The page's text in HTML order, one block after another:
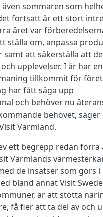
sommaren som
fortsatt är ett stort
året var
ställa om, anpassa
samt att säkerställa att
upplevelser. I år har en
tillkommit för
har fått säga upp
och behöver nu
behovet, säger
Värmland.
ett begrepp redan förra
Värmlands
de insatser som görs i
bland annat Visit
är att stötta
få fler att ta del av och